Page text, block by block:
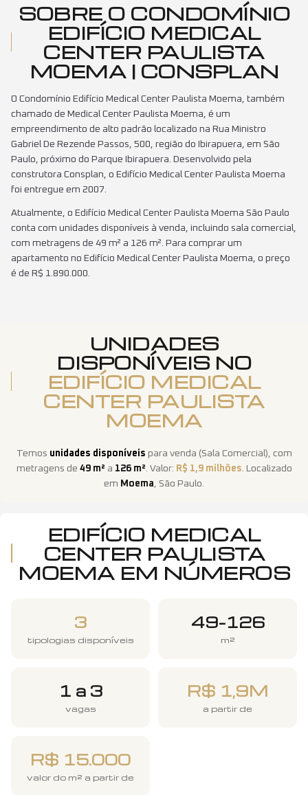
SOBRE O CONDOMÍNIO
EDIFÍCIO MEDICAL
CENTER PAULISTA
MOEMA | CONSPLAN
O Condomínio Edifício Medical Center Paulista Moema, também
chamado de Medical Center Paulista Moema, é um
empreendimento de alto padrão localizado na Rua Ministro
Gabriel De Rezende Passos, 500, região do Ibirapuera, em São
Paulo, próximo do Parque Ibirapuera. Desenvolvido pela
construtora Consplan, o Edifício Medical Center Paulista Moema
foi entregue em 2007.
Atualmente, o Edifício Medical Center Paulista Moema São Paulo
conta com unidades disponíveis à venda, incluindo sala comercial,
com metragens de 49 m² a 126 m². Para comprar um
apartamento no Edifício Medical Center Paulista Moema, o preço
é de R$ 1.890.000.
UNIDADES
DISPONÍVEIS NO
EDIFÍCIO MEDICAL
CENTER PAULISTA
MOEMA
Temos unidades disponíveis para venda (Sala Comercial), com
metragens de 49m² a 126m². Valor: R$ 1,9 milhões. Localizado
em Moema, São Paulo.
EDIFÍCIO MEDICAL
CENTER PAULISTA
MOEMA EM NÚMEROS
tipologias disponíveis
3
m²
49–126
vagas
1 a 3
a partir de
R$ 1,9M
valor do m² a partir de
R$ 15.000